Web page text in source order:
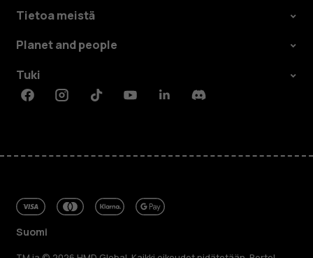
Tietoa meistä
Planet and people
Tuki
FacebookInstagramTiktokYoutubeLinkedinDiscord
Suomi